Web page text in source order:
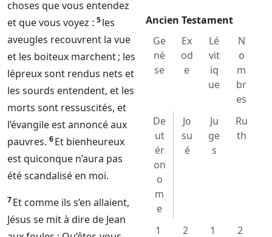
choses que vous entendez
et que vous voyez : 5les
aveugles recouvrent la vue
et les boiteux marchent ; les
lépreux sont rendus nets et
les sourds entendent, et les
morts sont ressuscités, et
l’évangile est annoncé aux
pauvres. 6Et bienheureux
est quiconque n’aura pas
été scandalisé en moi.
7Et comme ils s’en allaient,
Jésus se mit à dire de Jean
Ancien Testament
Ge
nè
se
Ex
od
e
Lé
vit
iq
ue
N
o
m
br
es
De
ut
ér
on
o
m
e
Jo
su
é
Ju
ge
s
Ru
th
1
2
1
2